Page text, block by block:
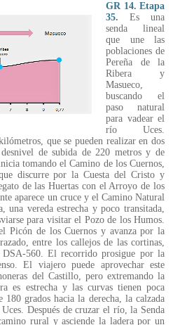
GR 14. Etapa
35. Es una
senda lineal
que une las
poblaciones de
Pereña de la
Ribera y
Masueco,
buscando el
paso natural
para vadear el
río Uces.
que se pueden realizar en dos
de subida de 220 metros y de
tomando el Camino de los Cuernos,
discurre por la Cuesta del Cristo y
de las Huertas con el Arroyo de los
aparece un cruce y el Camino Natural
una vereda estrecha y poco transitada,
para visitar el Pozo de los Humos.
Picón de los Cuernos y avanza por la
entre los callejos de las cortinas,
DSA-560. El recorrido prosigue por la
El viajero puede aprovechar este
del Castillo, pero extremando la
es estrecha y las curvas tienen poca
grados hacia la derecha, la calzada
Después de cruzar el río, la Senda
rural y asciende la ladera por un